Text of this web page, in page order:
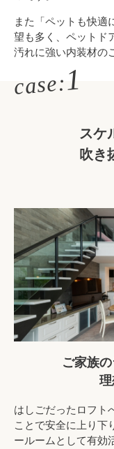
また「ペットも快適
望も多く、ペットド
汚れに強い内装材の
case:1
スケ
吹き
ご家族
はしごだったロフト
ことで安全に上り下
ールームとして有効